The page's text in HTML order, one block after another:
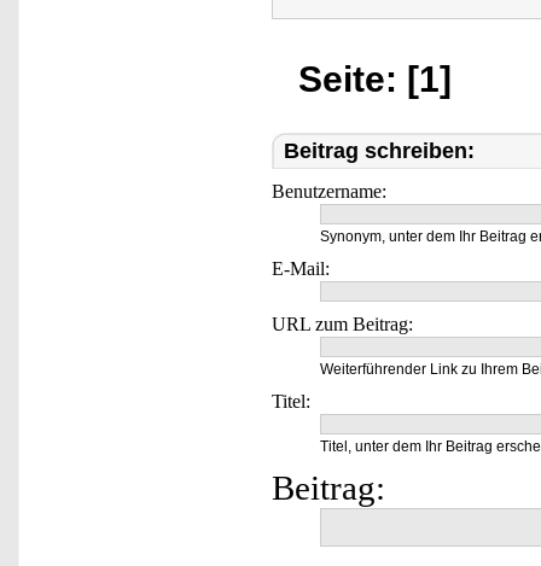
Seite: [1]
Beitrag schreiben:
Benutzername:
Synonym, unter dem Ihr Beitrag
E-Mail:
URL zum Beitrag:
Weiterführender Link zu Ihrem
Titel:
Titel, unter dem Ihr Beitrag
Beitrag: